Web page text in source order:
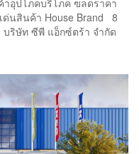
ด่นสินค้า House Brand 8
ริษัท ซีพี แอ็กซ์ตร้า จำกัด